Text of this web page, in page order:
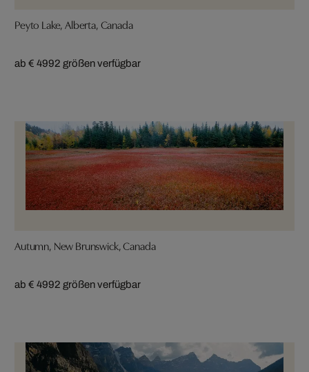
Peyto Lake, Alberta, Canada
ab € 4992 größen verfügbar
Autumn, New Brunswick, Canada
ab € 4992 größen verfügbar